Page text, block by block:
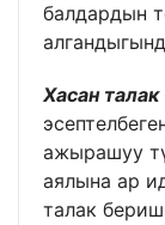
балдардын
Хасан талак
ажырашуу
аялына ар
талак